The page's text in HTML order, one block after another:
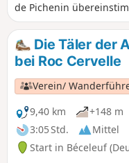
de Pichenin
Die Täler der
bei Roc Cervelle
Verein/
9,40 km
+148 m
3:05 Std.
Mittel
Start in Béceleuf